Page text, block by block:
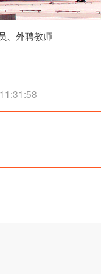
、外聘教师